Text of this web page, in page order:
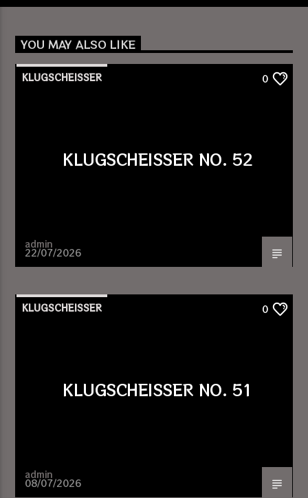
YOU MAY ALSO LIKE
KLUGSCHEISSER 0
KLUGSCHEISSER NO. 52
admin
22/07/2026
KLUGSCHEISSER 0
KLUGSCHEISSER NO. 51
admin
08/07/2026